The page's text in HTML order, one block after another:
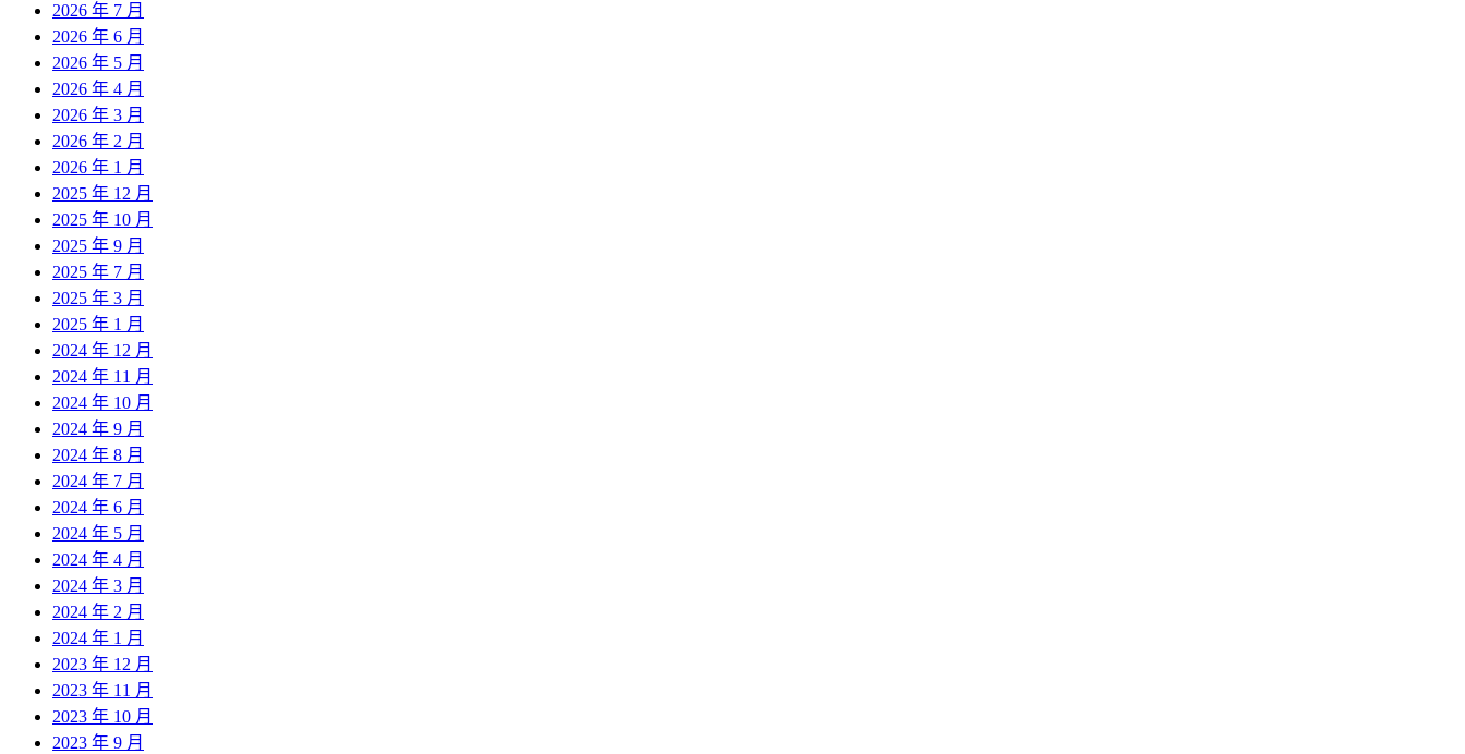
2026 年 7 月
2026 年 6 月
2026 年 5 月
2026 年 4 月
2026 年 3 月
2026 年 2 月
2026 年 1 月
2025 年 12 月
2025 年 10 月
2025 年 9 月
2025 年 7 月
2025 年 3 月
2025 年 1 月
2024 年 12 月
2024 年 11 月
2024 年 10 月
2024 年 9 月
2024 年 8 月
2024 年 7 月
2024 年 6 月
2024 年 5 月
2024 年 4 月
2024 年 3 月
2024 年 2 月
2024 年 1 月
2023 年 12 月
2023 年 11 月
2023 年 10 月
2023 年 9 月